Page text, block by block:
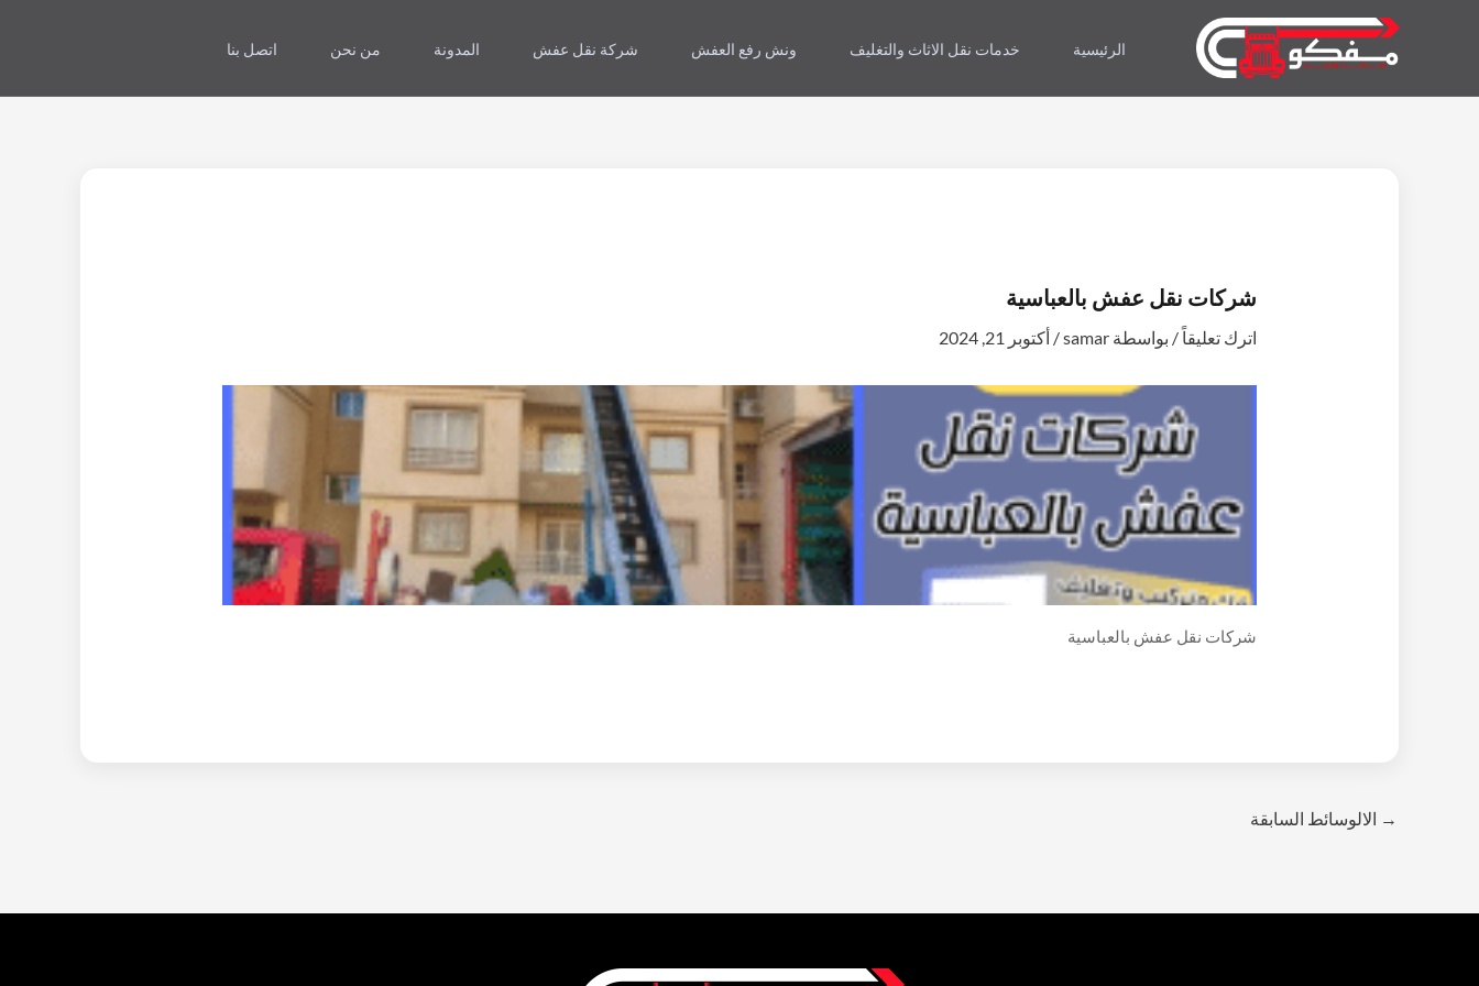
الرئيسية خدمات نقل الاثاث والتغليف ونش رفع العفش شركة نقل عفش المدونة من نحن اتصل بنا
شركات نقل عفش بالعباسية
اترك تعليقاً / بواسطة samar
/ أكتوبر 21, 2024
شركات نقل عفش بالعباسية
→ الالوسائط السابقة